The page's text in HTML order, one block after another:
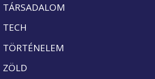
TÁRSADALOM
TECH
TÖRTÉNELEM
ZÖLD